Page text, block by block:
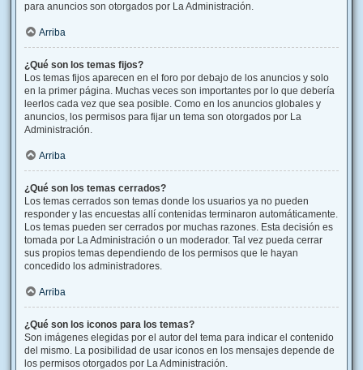
para anuncios son otorgados por La Administración.
Arriba
¿Qué son los temas fijos?
Los temas fijos aparecen en el foro por debajo de los anuncios y solo
en la primer página. Muchas veces son importantes por lo que debería
leerlos cada vez que sea posible. Como en los anuncios globales y
anuncios, los permisos para fijar un tema son otorgados por La
Administración.
Arriba
¿Qué son los temas cerrados?
Los temas cerrados son temas donde los usuarios ya no pueden
responder y las encuestas allí contenidas terminaron automáticamente.
Los temas pueden ser cerrados por muchas razones. Esta decisión es
tomada por La Administración o un moderador. Tal vez pueda cerrar
sus propios temas dependiendo de los permisos que le hayan
concedido los administradores.
Arriba
¿Qué son los iconos para los temas?
Son imágenes elegidas por el autor del tema para indicar el contenido
del mismo. La posibilidad de usar iconos en los mensajes depende de
los permisos otorgados por La Administración.